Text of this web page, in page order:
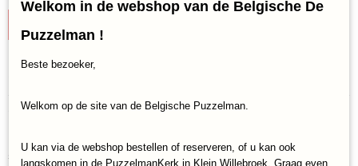
Specificaties
Productcode
Omschrijving
samenwerken. Het Verboden Eiland was de verborgen schuilplaats
Welkom in de webshop van de Belgische De
Puzzelman !
Beste bezoeker,
Welkom op de site van de Belgische Puzzelman.
U kan via de webshop bestellen of reserveren, of u kan ook
langskomen in de PuzzelmanKerk in Klein Willebroek. Graag even